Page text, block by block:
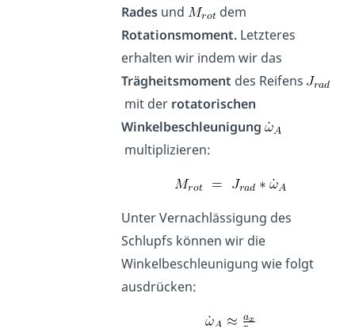
Radesund
dem
Rotationsmoment.Letzteres
erhalten wir indem wir das
Trägheitsmoment des Reifens
mit der rotatorischen
Winkelbeschleunigung
multiplizieren:
Unter Vernachlässigung des
Schlupfs können wir die
Winkelbeschleunigung wie folgt
ausdrücken: